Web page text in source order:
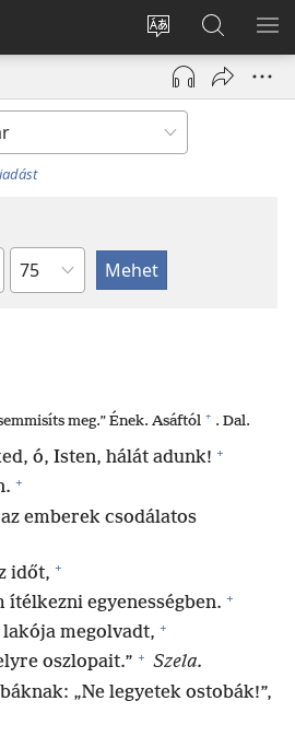
Oldal
nyelvének
megváltoztatása
Bejelentkezés
(opens
window)
Keresés
a jw.org
honlapon
Fejezet
meg.” Ének. Asáftól + . Dal.
ó, Isten, hálát adunk! +
+
emberek csodálatos
időt, +
ítélkezni egyenességben. +
megolvadt, +
oszlopait.” + Szela.
„Ne legyetek ostobák!”,